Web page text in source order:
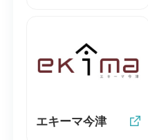
エキーマ今津